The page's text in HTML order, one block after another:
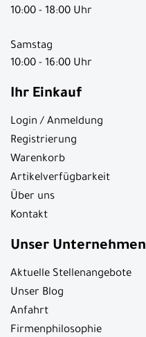
10:00 - 18:00 Uhr
Samstag
10:00 - 16:00 Uhr
Ihr Einkauf
Login / Anmeldung
Registrierung
Warenkorb
Artikelverfügbarkeit
Über uns
Kontakt
Unser Unternehmen
Aktuelle Stellenangebote
Unser Blog
Anfahrt
Firmenphilosophie